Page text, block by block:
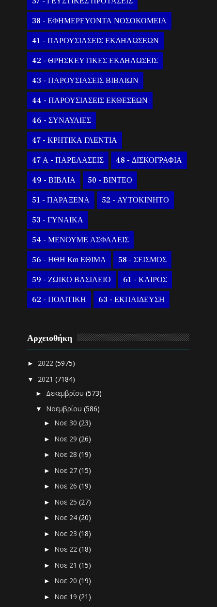
38 - ΕΦΗΜΕΡΕΥΟΝΤΑ ΝΟΣΟΚΟΜΕΙΑ
41 - ΠΑΡΟΥΣΙΑΣΕΙΣ ΕΚΔΗΛΩΣΕΩΝ
42 - ΘΡΗΣΚΕΥΤΙΚΕΣ ΕΚΔΗΛΩΣΕΙΣ
43 - ΠΑΡΟΥΣΙΑΣΕΙΣ ΒΙΒΛΙΩΝ
44 - ΠΑΡΟΥΣΙΑΣΕΙΣ ΕΚΘΕΣΕΩΝ
46 - ΣΥΝΑΥΛΙΕΣ
47 - ΚΡΗΤΙΚΑ ΓΛΕΝΤΙΑ
47 Α - ΠΑΡΕΛΑΣΕΙΣ 48 - ΔΙΣΚΟΓΡΑΦΙΑ
49 - ΒΙΒΛΙΑ 50 - ΒΙΝΤΕΟ
51 - ΠΑΡΑΞΕΝΑ 52 - ΑΥΤΟΚΙΝΗΤΟ
53 - ΓΥΝΑΙΚΑ
54 - ΜΕΝΟΥΜΕ ΑΣΦΑΛΕΙΣ
56 - ΗΘΗ Και ΕΘΙΜΑ 58 - ΣΕΙΣΜΟΣ
59 - ΖΩΙΚΟ ΒΑΣΙΛΕΙΟ 61 - ΚΑΙΡΟΣ
62 - ΠΟΛΙΤΙΚΗ 63 - ΕΚΠΑΙΔΕΥΣΗ
Αρχειοθήκη
► 2022(5975)
▼ 2021(7184)
► Δεκεμβρίου(573)
▼ Νοεμβρίου(586)
► Νοε 30(23)
► Νοε 29(26)
► Νοε 28(19)
► Νοε 27(15)
► Νοε 26(19)
► Νοε 25(27)
► Νοε 24(20)
► Νοε 23(18)
► Νοε 22(18)
► Νοε 21(15)
► Νοε 20(19)
► Νοε 19(21)